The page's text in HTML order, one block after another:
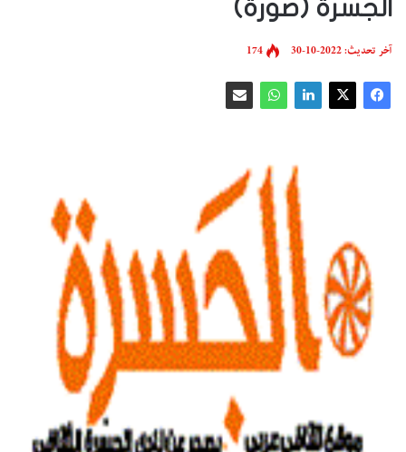
الجسرة (صورة)
آخر تحديث: 2022-10-30 174